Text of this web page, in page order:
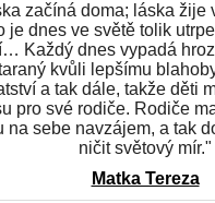
začíná doma; láska žije
je dnes ve světě tolik
Každý dnes vypadá
kvůli lepšímu
a tak dále, takže děti
pro své rodiče. Rodiče
na sebe navzájem, a tak
ničit světový mír."
Matka Tereza